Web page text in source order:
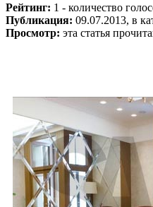
Рейтинг: 1 - количество
Публикация: 09.07.2013, в
Просмотр: эта статья